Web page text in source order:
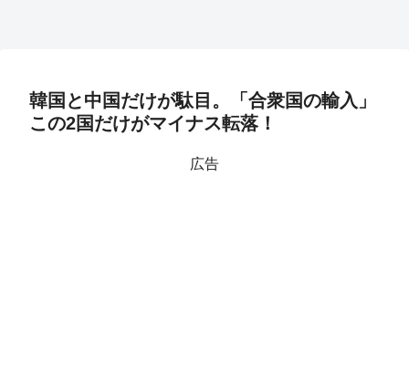
韓国と中国だけが駄目。「合衆国の輸入」
この2国だけがマイナス転落！
広告